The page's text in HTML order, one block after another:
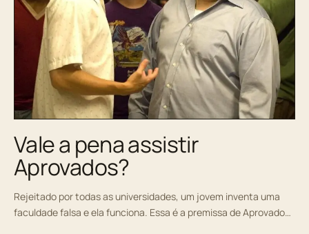
Vale a pena assistir
Aprovados?
Rejeitado por todas as universidades, um jovem inventa uma
faculdade falsa e ela funciona. Essa é a premissa de Aprovado…